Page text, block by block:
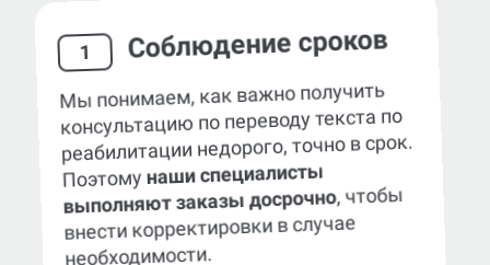
1 Соблюдение сроков
Мы понимаем, как важно получить
консультацию по переводу текста по
реабилитации недорого, точно в срок.
Поэтомунаши специалисты
выполняют заказы досрочно, чтобы
внести корректировки в случае
необходимости.